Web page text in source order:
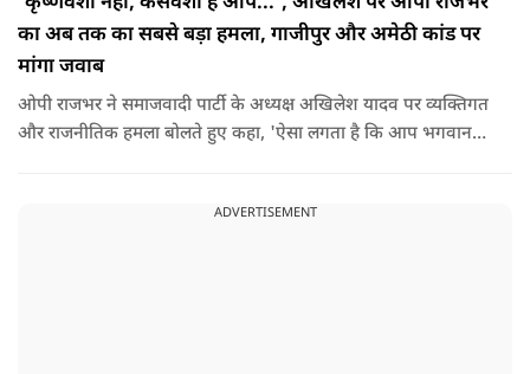
का अब तक का सबसे बड़ा हमला, गाजीपुर और अमेठी कांड पर
मांगा जवाब
ओपी राजभर ने समाजवादी पार्टी के अध्यक्ष अखिलेश यादव पर व्यक्तिगत
और राजनीतिक हमला बोलते हुए कहा, 'ऐसा लगता है कि आप भगवान
ADVERTISEMENT